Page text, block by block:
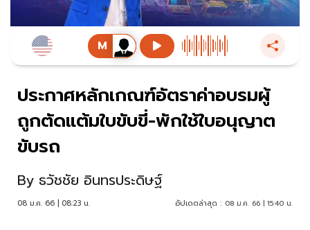
ประกาศหลักเกณฑ์อัตราค่าอบรมผู้
ถูกตัดแต้มใบขับขี่-พักใช้ใบอนุญาต
ขับรถ
By ธวัชชัย อินทรประดิษฐ์
08 ม.ค. 66 | 08:23 น. อัปเดตล่าสุด : 08 ม.ค. 66 | 15:40 น.